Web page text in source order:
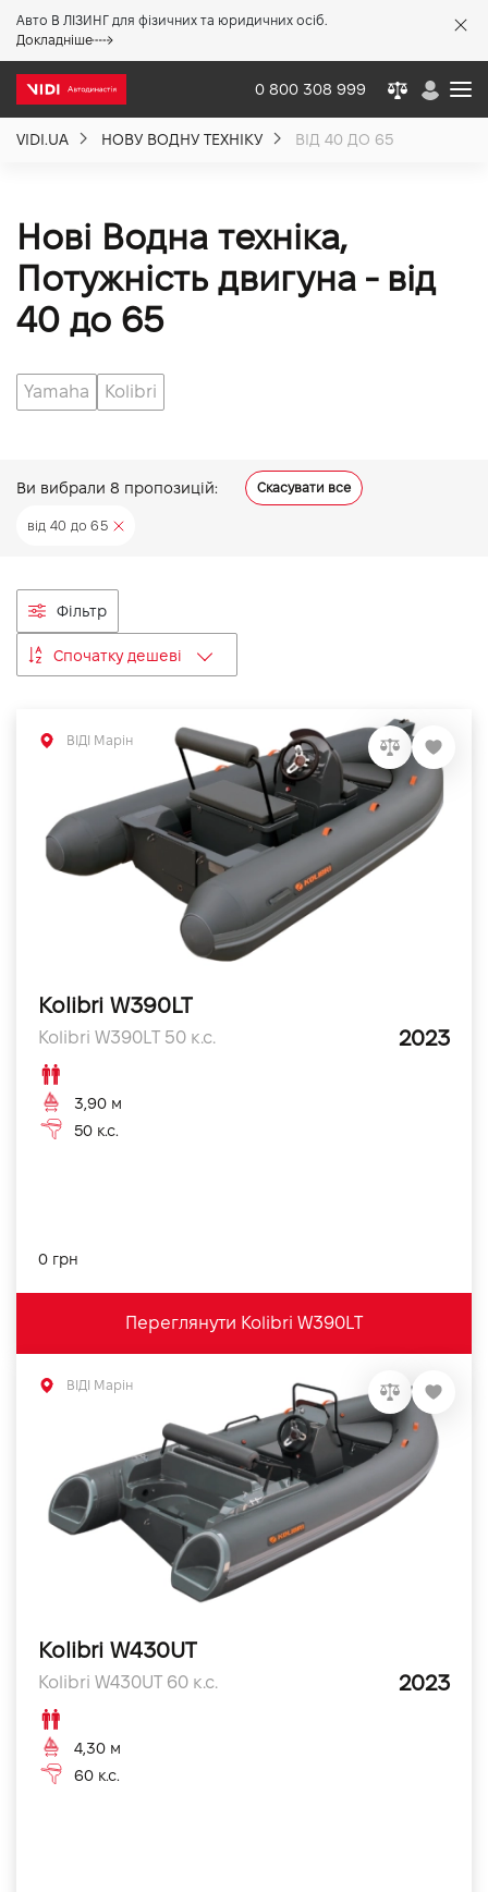
Авто В ЛІЗИНГ для фізичних та юридичних осіб.
Докладніше
0 800 308 999
VIDI.UA НОВУ ВОДНУ ТЕХНІКУ ВІД 40 ДО 65
Нові Водна техніка,
Потужність двигуна - від
40 до 65
Yamaha Kolibri
Ви вибрали 8 пропозицій: Скасувати все
від 40 до 65
Фільтр
Спочатку дешеві
Kolibri W390LT
Kolibri W390LT 50 к.с. 2023
3,90 м
50 к.с.
0 грн
ВІДІ Марін
Переглянути Kolibri W390LT
Kolibri W430UT
Kolibri W430UT 60 к.с. 2023
4,30 м
60 к.с.
ВІДІ Марін
Акції %
Новини
Підпишись на наш канал та слідкуй за
акціями, послугами та новинками